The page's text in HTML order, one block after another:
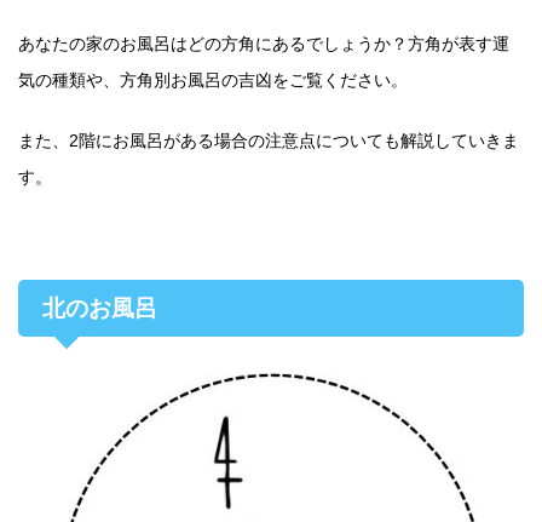
あなたの家のお風呂はどの方角にあるでしょうか？方角が表す運
気の種類や、方角別お風呂の吉凶をご覧ください。
また、2階にお風呂がある場合の注意点についても解説していきま
す。
北のお風呂